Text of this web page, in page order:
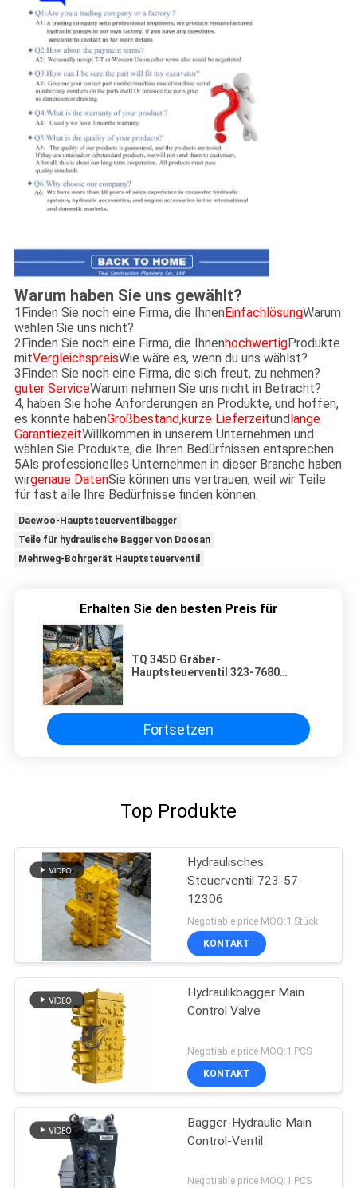
Warum haben Sie uns gewählt?
1Finden Sie noch eine Firma, die Ihnen EinfachlösungWarum
wählen Sie uns nicht?
2Finden Sie noch eine Firma, die IhnenhochwertigProdukte
mitVergleichspreisWie wäre es, wenn du uns wählst?
3Finden Sie noch eine Firma, die sich freut, zu nehmen?
guter ServiceWarum nehmen Sie uns nicht in Betracht?
4, haben Sie hohe Anforderungen an Produkte, und hoffen,
es könnte habenGroßbestand,kurze Lieferzeitund lange
GarantiezeitWillkommen in unserem Unternehmen und
wählen Sie Produkte, die Ihren Bedürfnissen entsprechen.
5Als professionelles Unternehmen in dieser Branche haben
wirgenaue DatenSie können uns vertrauen, weil wir Teile
für fast alle Ihre Bedürfnisse finden können.
Daewoo-Hauptsteuerventilbagger
Teile für hydraulische Bagger von Doosan
Mehrweg-Bohrgerät Hauptsteuerventil
Erhalten Sie den besten Preis für
TQ 345D Gräber-
Hauptsteuerventil 323-7680
Fortsetzen
Top Produkte
Hydraulisches
Steuerventil 723-57-
12306
Negotiable price MOQ:1 Stück
KONTAKT
Hydraulikbagger Main
Control Valve
Negotiable price MOQ:1 PCS
KONTAKT
Bagger-Hydraulic Main
Control-Ventil
Negotiable price MOQ:1 PCS